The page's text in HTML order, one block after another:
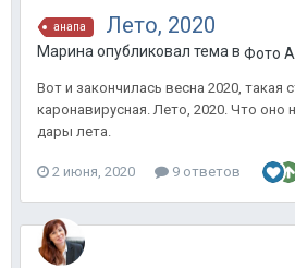
анапа Лето, 2020
Марина опубликовал тема в Фото
Вот и закончилась весна 2020, такая
каронавирусная. Лето, 2020. Что оно
дары лета.
2 июня, 2020 9 ответов